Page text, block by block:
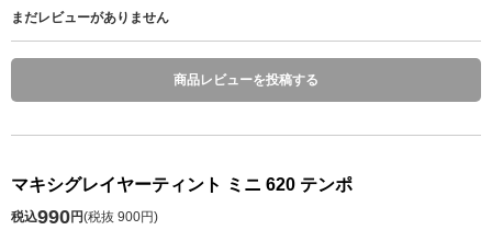
まだレビューがありません
商品レビューを投稿する
マキシグレイヤーティント ミニ 620 テンポ
税込990円(税抜 900円)